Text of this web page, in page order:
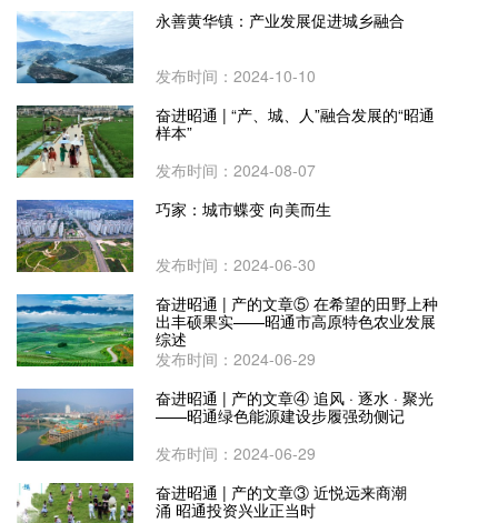
永善黄华镇：产业发展促进城乡融合
发布时间：2024-10-10
奋进昭通 | “产、城、人”融合发展的“昭通
样本”
发布时间：2024-08-07
巧家：城市蝶变 向美而生
发布时间：2024-06-30
奋进昭通 | 产的文章⑤ 在希望的田野上种
出丰硕果实——昭通市高原特色农业发展
综述
发布时间：2024-06-29
奋进昭通 | 产的文章④ 追风 · 逐水 · 聚光
——昭通绿色能源建设步履强劲侧记
发布时间：2024-06-29
奋进昭通 | 产的文章③ 近悦远来商潮
涌 昭通投资兴业正当时